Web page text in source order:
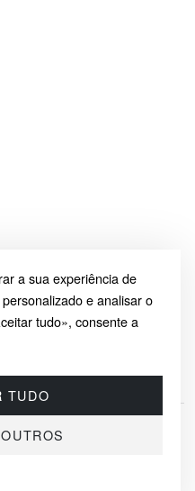
a sua experiência de
e analisar o
tudo», consente a
TUDO
– 16:00 (UTC+2)
AHTRI TN 12, 10151, TALLINN,